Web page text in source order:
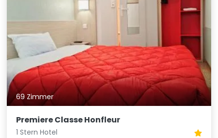
69 Zimmer
Premiere Classe Honfleur
1 Stern Hotel